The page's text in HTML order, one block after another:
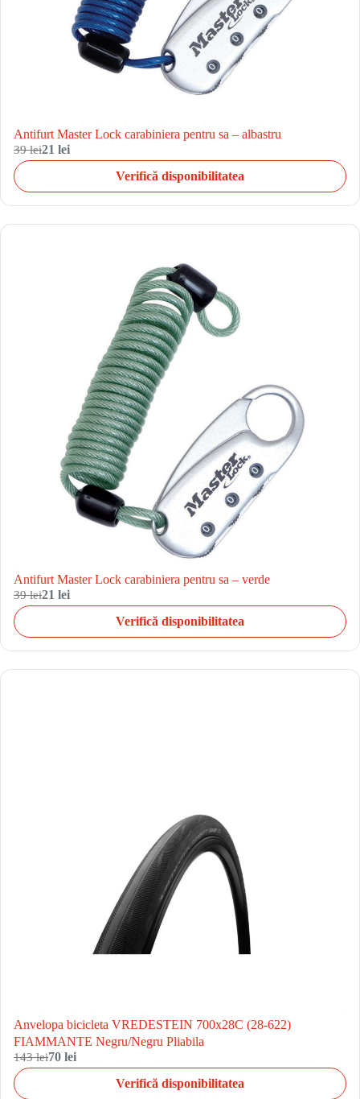
Antifurt Master Lock carabiniera pentru sa – albastru
39 lei21 lei
Verifică disponibilitatea
Antifurt Master Lock carabiniera pentru sa – verde
39 lei21 lei
Verifică disponibilitatea
Anvelopa bicicleta VREDESTEIN 700x28C (28-622)
FIAMMANTE Negru/Negru Pliabila
143 lei70 lei
Verifică disponibilitatea